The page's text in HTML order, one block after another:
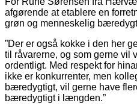
afgørende at etablere en
grøn og menneskelig
”Der er også kokke i den her
til råvarerne, og som gerne vil
ordentligt. Med respekt for
ikke er konkurrenter, men
bæredygtigt, vil gerne have
bæredygtigt i længden.”